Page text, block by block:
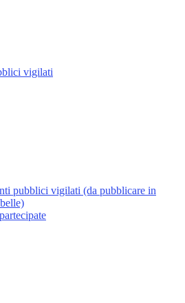
vigilati
pubblici vigilati (da pubblicare in